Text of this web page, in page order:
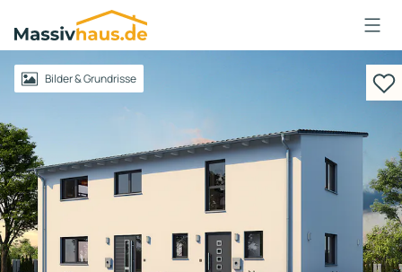
Massivhaus
Logo
AnmeldenBilder & Grundrisse